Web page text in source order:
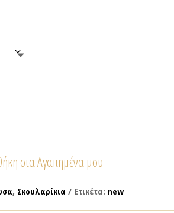
στα Αγαπημένα μου
, Σκουλαρίκια Ετικέτα: new